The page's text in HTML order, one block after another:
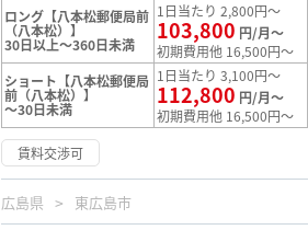
ロング【八本松郵便局前
（八本松）】
30日以上～360日未満
1日当たり 2,800円～
103,800 円/月～
初期費用他 16,500円～
ショート【八本松郵便局
前（八本松）】
～30日未満
1日当たり 3,100円～
112,800 円/月～
初期費用他 16,500円～
賃料交渉可
広島県 東広島市